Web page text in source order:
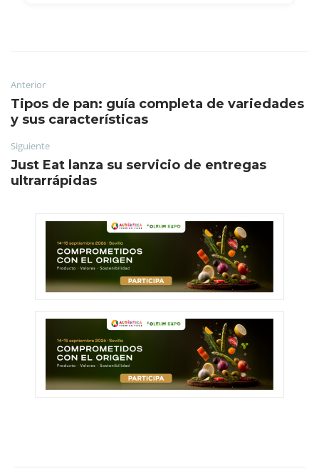
Anterior
Tipos de pan: guía completa de variedades
y sus características
Siguiente
Just Eat lanza su servicio de entregas
ultrarrápidas